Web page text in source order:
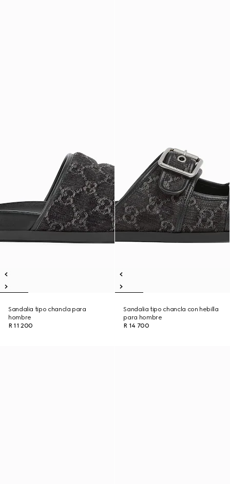
Sandalia tipo chancla para
hombre
R 11 200
Sandalia tipo chancla con hebilla
para hombre
R 14 700